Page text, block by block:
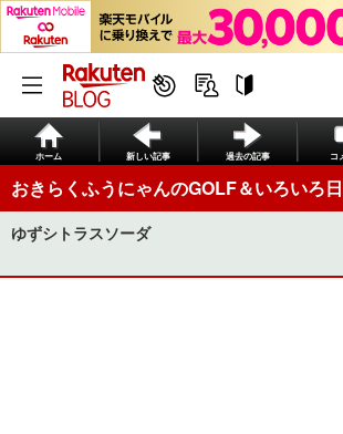
ホーム 新しい記事 過去の記事 コ
おきらくふうにゃんのGOLF＆いろいろ
ゆずシトラスソーダ